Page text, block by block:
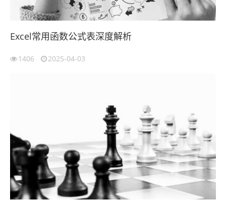
Excel常用函数公式表深度解析
1406 2025-04-03